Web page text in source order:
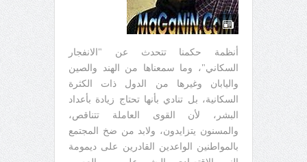
أنظمة حكمنا تتحدث عن "الانفجار
السكاني"، وما سمعناها من الهند والصين
واليابان وغيرها من الدول ذات الكثرة
السكانية، بل تنادي بأنها تحتاج زيادة بأعداد
البشر، لأن القوى العاملة تتناقص،
والمسنون يتزايدون، ولابد من ضخ المجتمع
بالمواطنين الواعدين القادرين على ديمومة